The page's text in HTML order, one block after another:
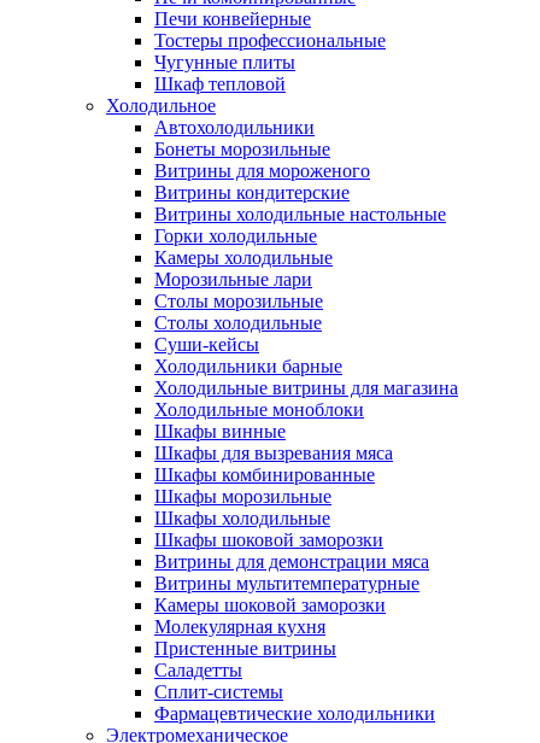
Печи конвейерные
Тостеры профессиональные
Чугунные плиты
Шкаф тепловой
Холодильное
Автохолодильники
Бонеты морозильные
Витрины для мороженого
Витрины кондитерские
Витрины холодильные настольные
Горки холодильные
Камеры холодильные
Морозильные лари
Столы морозильные
Столы холодильные
Суши-кейсы
Холодильники барные
Холодильные витрины для магазина
Холодильные моноблоки
Шкафы винные
Шкафы для вызревания мяса
Шкафы комбинированные
Шкафы морозильные
Шкафы холодильные
Шкафы шоковой заморозки
Витрины для демонстрации мяса
Витрины мультитемпературные
Камеры шоковой заморозки
Молекулярная кухня
Пристенные витрины
Саладетты
Сплит-системы
Фармацевтические холодильники
Электромеханическое